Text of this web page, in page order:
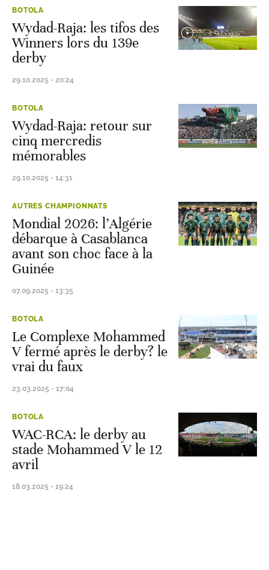
BOTOLA
Wydad-Raja: les tifos des
Winners lors du 139e
derby
29.10.2025 - 20:24
BOTOLA
Wydad-Raja: retour sur
cinq mercredis
mémorables
29.10.2025 - 14:31
AUTRES CHAMPIONNATS
Mondial 2026: l’Algérie
débarque à Casablanca
avant son choc face à la
Guinée
07.09.2025 - 13:35
BOTOLA
Le Complexe Mohammed
V fermé après le derby? le
vrai du faux
23.03.2025 - 17:04
BOTOLA
WAC-RCA: le derby au
stade Mohammed V le 12
avril
18.03.2025 - 19:24